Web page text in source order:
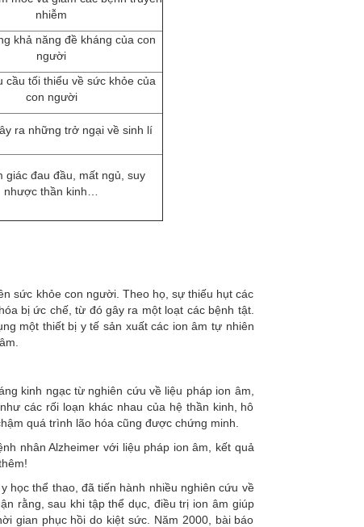
nhiễm
khả năng đề kháng của con
người
cầu tối thiểu về sức khỏe của
con người
ra những trở ngại về sinh lí
giác đau đầu, mất ngủ, suy
nhược thần kinh…
sức khỏe con người. Theo họ, sự thiếu hụt các
bị ức chế, từ đó gây ra một loạt các bệnh tật.
một thiết bị y tế sản xuất các ion âm tự nhiên
kinh ngạc từ nghiên cứu về liệu pháp ion âm,
các rối loạn khác nhau của hệ thần kinh, hô
quá trình lão hóa cũng được chứng minh.
nhân Alzheimer với liệu pháp ion âm, kết quả
học thể thao, đã tiến hành nhiều nghiên cứu về
rằng, sau khi tập thể dục, điều trị ion âm giúp
gian phục hồi do kiệt sức. Năm 2000, bài báo